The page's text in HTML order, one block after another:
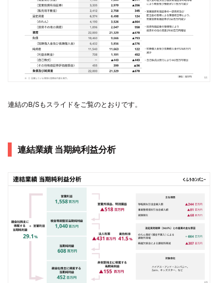
連結のB/Sもスライドをご覧のとおりです。
連結業績 当期純利益分析